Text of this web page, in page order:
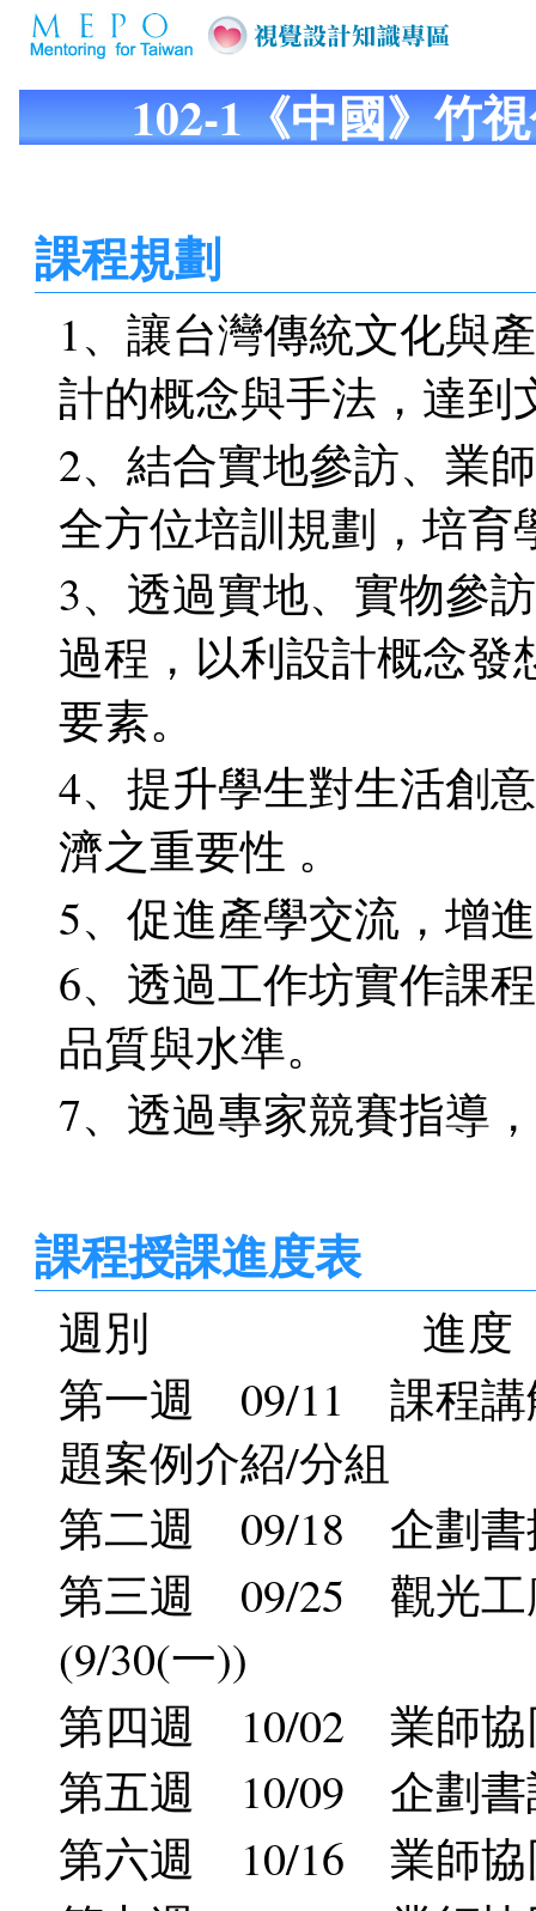
102-1《中國》竹
課程規劃
1、讓台灣傳統文化與
計的概念與手法，達到
2、結合實地參訪、業
全方位培訓規劃，培
3、透過實地、實物參
過程，以利設計概念
要素。
4、提升學生對生活創
濟之重要性 。
5、促進產學交流，增
6、透過工作坊實作課
品質與水準。
7、透過專家競賽指導
課程授課進度表
週別 進度
第一週 09/11 課程講
題案例介紹/分組
第二週 09/18 企劃書
第三週 09/25 觀光工
(9/30(一))
第四週 10/02 業師協
第五週 10/09 企劃書
第六週 10/16 業師協